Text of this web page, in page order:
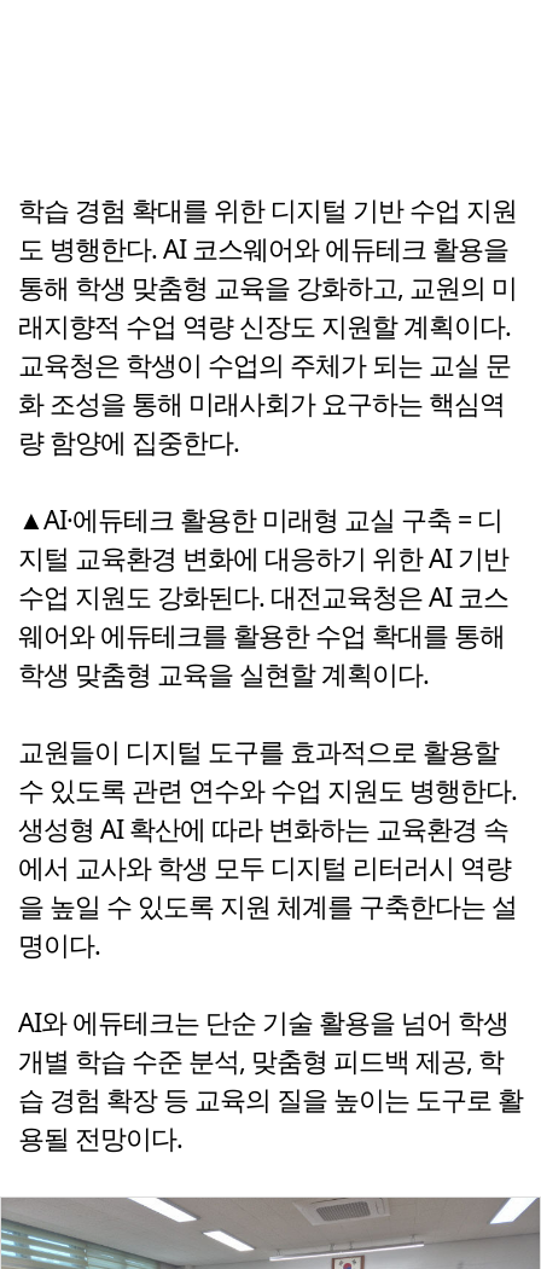
학습 경험 확대를 위한 디지털 기반 수업 지원
도 병행한다. AI 코스웨어와 에듀테크 활용을
통해 학생 맞춤형 교육을 강화하고, 교원의 미
래지향적 수업 역량 신장도 지원할 계획이다.
교육청은 학생이 수업의 주체가 되는 교실 문
화 조성을 통해 미래사회가 요구하는 핵심역
량 함양에 집중한다.
▲AI·에듀테크 활용한 미래형 교실 구축 = 디
지털 교육환경 변화에 대응하기 위한 AI 기반
수업 지원도 강화된다. 대전교육청은 AI 코스
웨어와 에듀테크를 활용한 수업 확대를 통해
학생 맞춤형 교육을 실현할 계획이다.
교원들이 디지털 도구를 효과적으로 활용할
수 있도록 관련 연수와 수업 지원도 병행한다.
생성형 AI 확산에 따라 변화하는 교육환경 속
에서 교사와 학생 모두 디지털 리터러시 역량
을 높일 수 있도록 지원 체계를 구축한다는 설
명이다.
AI와 에듀테크는 단순 기술 활용을 넘어 학생
개별 학습 수준 분석, 맞춤형 피드백 제공, 학
습 경험 확장 등 교육의 질을 높이는 도구로 활
용될 전망이다.